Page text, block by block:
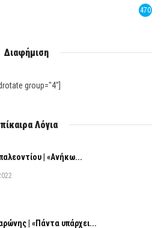
470
Διαφήμιση
group="4"]
Λόγια
| «Ανήκω...
| «Πάντα υπάρχει...